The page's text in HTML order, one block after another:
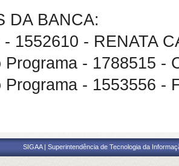
DA BANCA:
1552610 - RENATA
Programa - 1788515 -
Programa - 1553556 -
SIGAA | Superintendência de Tecnologia da